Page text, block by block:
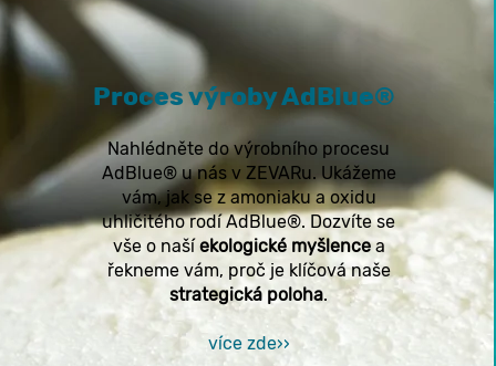
Proces výroby AdBlue®
Nahlédněte do výrobního procesu
AdBlue® u nás v ZEVARu. Ukážeme
vám, jak se z amoniaku a oxidu
uhličitého rodí AdBlue®. Dozvíte se
vše o našíekologické myšlencea
řekneme vám, proč je klíčová naše
strategická poloha.
více zde››